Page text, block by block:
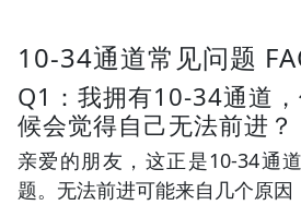
10-34通道常见问题
Q1：我拥有10-34通道
候会觉得自己无法前进？
亲爱的朋友，这正是10-34通
题。无法前进可能来自几个原因